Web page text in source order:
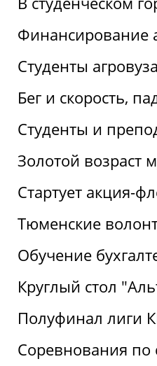
Финансирование
Студенты
Бег и скорость,
Студенты и
Золотой возраст
Стартует акция-
Тюменские
Обучение
Круглый стол
Полуфинал лиги
Соревнования по